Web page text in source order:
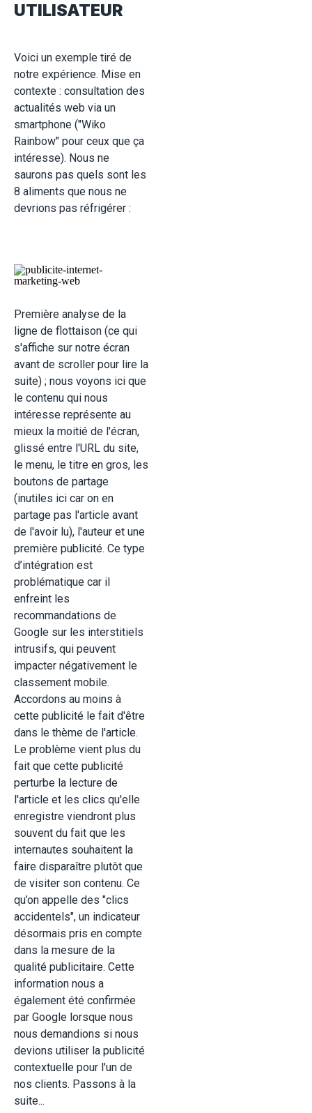
UTILISATEUR
Voici un exemple tiré de
notre expérience. Mise en
contexte : consultation des
actualités web via un
smartphone ("Wiko
Rainbow" pour ceux que ça
intéresse). Nous ne
saurons pas quels sont les
8 aliments que nous ne
devrions pas réfrigérer :
Première analyse de la
ligne de flottaison (ce qui
s'affiche sur notre écran
avant de scroller pour lire la
suite) ; nous voyons ici que
le contenu qui nous
intéresse représente au
mieux la moitié de l'écran,
glissé entre l'URL du site,
le menu, le titre en gros, les
boutons de partage
(inutiles ici car on en
partage pas l'article avant
de l'avoir lu), l'auteur et une
première publicité. Ce type
d’intégration est
problématique car il
enfreint les
recommandations de
Google sur les interstitiels
intrusifs, qui peuvent
impacter négativement le
classement mobile.
Accordons au moins à
cette publicité le fait d'être
dans le thème de l'article.
Le problème vient plus du
fait que cette publicité
perturbe la lecture de
l'article et les clics qu'elle
enregistre viendront plus
souvent du fait que les
internautes souhaitent la
faire disparaître plutôt que
de visiter son contenu. Ce
qu’on appelle des "clics
accidentels", un indicateur
désormais pris en compte
dans la mesure de la
qualité publicitaire. Cette
information nous a
également été confirmée
par Google lorsque nous
nous demandions si nous
devions utiliser la publicité
contextuelle pour l'un de
nos clients. Passons à la
suite...